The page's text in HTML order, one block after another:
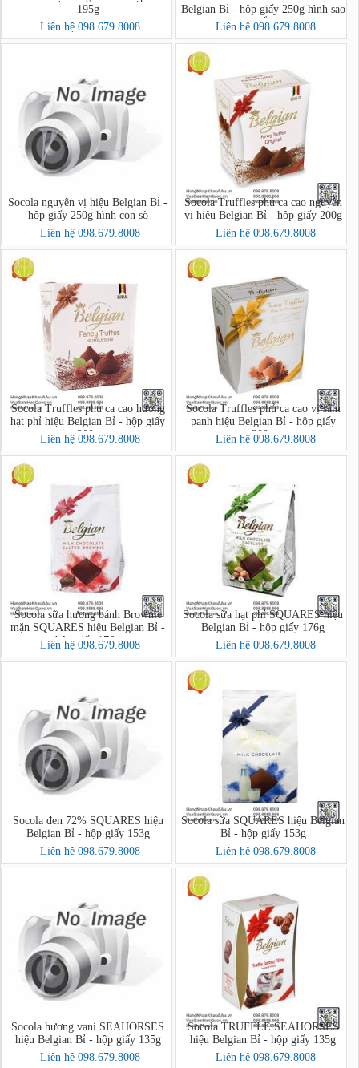
195g
Liên hệ 098.679.8008
Belgian Bỉ - hộp giấy 250g hình sao
biển
Liên hệ 098.679.8008
Socola nguyên vị hiệu Belgian Bỉ -
hộp giấy 250g hình con sò
Liên hệ 098.679.8008
Socola Truffles phủ ca cao nguyên
vị hiệu Belgian Bỉ - hộp giấy 200g
Liên hệ 098.679.8008
Socola Truffles phủ ca cao hương
hạt phỉ hiệu Belgian Bỉ - hộp giấy
200g
Liên hệ 098.679.8008
Socola Truffles phủ ca cao vị sâm
panh hiệu Belgian Bỉ - hộp giấy
200g
Liên hệ 098.679.8008
Socola sữa hương bánh Brownie
mặn SQUARES hiệu Belgian Bỉ -
hộp giấy 176g
Liên hệ 098.679.8008
Socola sữa hạt phỉ SQUARES hiệu
Belgian Bỉ - hộp giấy 176g
Liên hệ 098.679.8008
Socola đen 72% SQUARES hiệu
Belgian Bỉ - hộp giấy 153g
Liên hệ 098.679.8008
Socola sữa SQUARES hiệu Belgian
Bỉ - hộp giấy 153g
Liên hệ 098.679.8008
Socola hương vani SEAHORSES
hiệu Belgian Bỉ - hộp giấy 135g
Liên hệ 098.679.8008
Socola TRUFFLE SEAHORSES
hiệu Belgian Bỉ - hộp giấy 135g
Liên hệ 098.679.8008